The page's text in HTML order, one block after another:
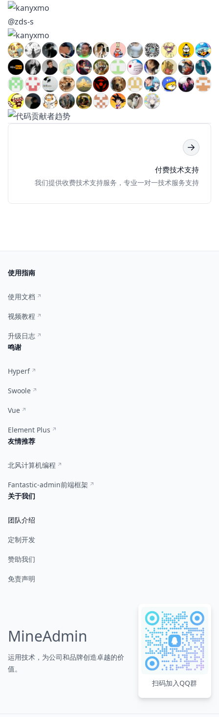
@zds-s
付费技术支持
我们提供收费技术支持服务，专业一对一技术服务支持
使用指南
使用文档
视频教程
升级日志
鸣谢
Hyperf
Swoole
Vue
Element Plus
友情推荐
北风计算机编程
Fantastic-admin前端框架
关于我们
团队介绍
定制开发
赞助我们
免责声明
MineAdmin
运用技术，为公司和品牌创造卓越的价
值。
扫码加入QQ群